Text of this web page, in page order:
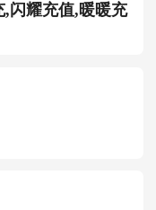
,闪耀充值,暖暖充